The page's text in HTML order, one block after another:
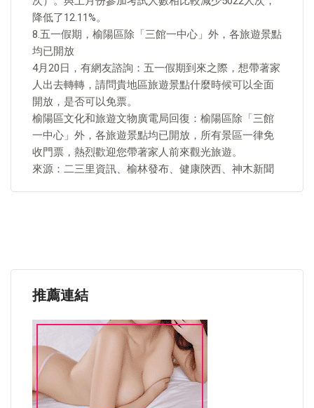
降低了12.11%。
8.五一假期，榆陽區除「三館一中心」外，各旅遊景點
均已開放
4月20日，有網友諮詢：五一假期到來之際，想帶著家
人出去轉轉，請問貴地區旅遊景點什麼時候可以全面
開放，是否可以免票。
榆陽區文化和旅遊文物廣電局回復：榆陽區除「三館
一中心」外，各旅遊景點均已開放，所有景區一律免
收門票，熱烈歡迎您帶著家人前來觀光旅遊。
來源：二三里資訊、榆林發布、健康陝西、神木新聞
推薦連結